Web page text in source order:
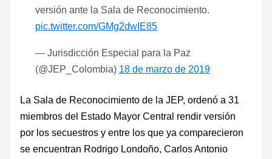
versión ante la Sala de Reconocimiento.
pic.twitter.com/GMg2dwIE85
— Jurisdicción Especial para la Paz
(@JEP_Colombia) 18 de marzo de 2019
La Sala de Reconocimiento de la JEP, ordenó a 31
miembros del Estado Mayor Central rendir versión
por los secuestros y entre los que ya comparecieron
se encuentran Rodrigo Londoño, Carlos Antonio